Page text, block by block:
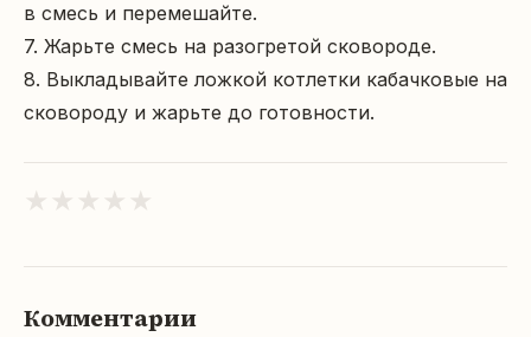
в смесь и перемешайте.
7. Жарьте смесь на разогретой сковороде.
8. Выкладывайте ложкой котлетки кабачковые на
сковороду и жарьте до готовности.
★ ★ ★ ★ ★
Комментарии